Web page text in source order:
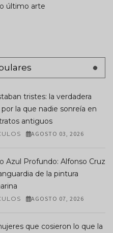
último arte
tristes: la verdadera
por la que nadie sonreía en
antiguos
AGOSTO 03, 2026
Azul Profundo: Alfonso Cruz
de la pintura
AGOSTO 07, 2026
que cosieron lo que la